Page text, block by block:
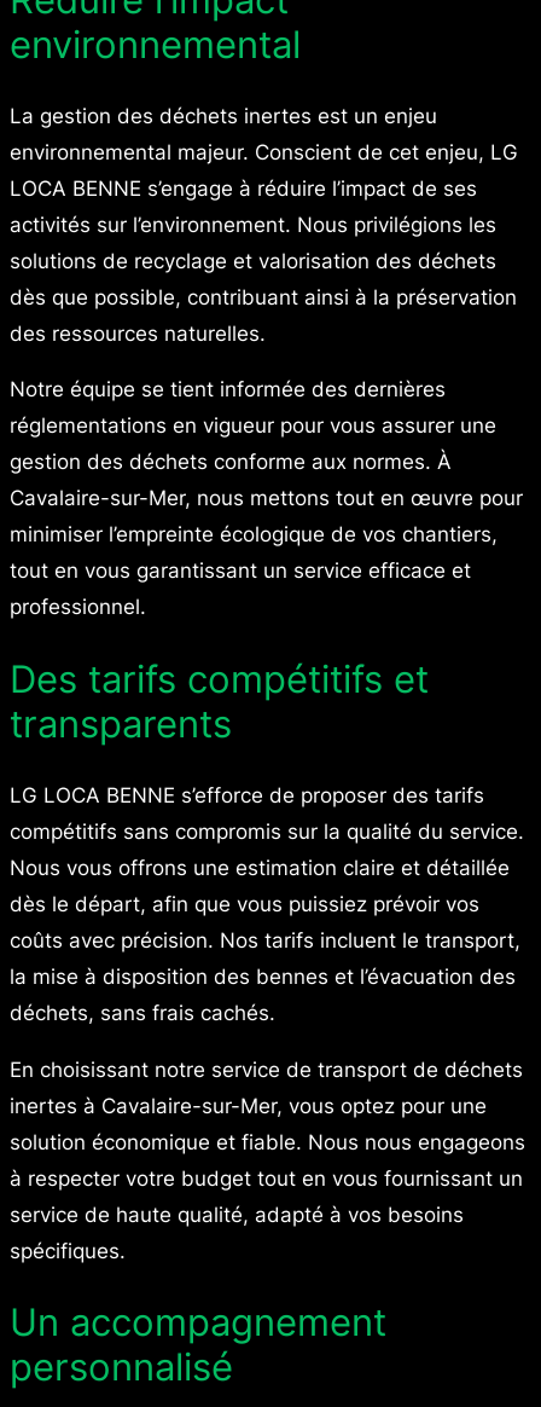
environnemental
La gestion des déchets inertes est un enjeu
environnemental majeur. Conscient de cet enjeu, LG
LOCA BENNE s’engage à réduire l’impact de ses
activités sur l’environnement. Nous privilégions les
solutions de recyclage et valorisation des déchets
dès que possible, contribuant ainsi à la préservation
des ressources naturelles.
Notre équipe se tient informée des dernières
réglementations en vigueur pour vous assurer une
gestion des déchets conforme aux normes. À
Cavalaire-sur-Mer, nous mettons tout en œuvre pour
minimiser l’empreinte écologique de vos chantiers,
tout en vous garantissant un service efficace et
professionnel.
Des tarifs compétitifs et
transparents
LG LOCA BENNE s’efforce de proposer des tarifs
compétitifs sans compromis sur la qualité du service.
Nous vous offrons une estimation claire et détaillée
dès le départ, afin que vous puissiez prévoir vos
coûts avec précision. Nos tarifs incluent le transport,
la mise à disposition des bennes et l’évacuation des
déchets, sans frais cachés.
En choisissant notre service de transport de déchets
inertes à Cavalaire-sur-Mer, vous optez pour une
solution économique et fiable. Nous nous engageons
à respecter votre budget tout en vous fournissant un
service de haute qualité, adapté à vos besoins
spécifiques.
Un accompagnement
personnalisé